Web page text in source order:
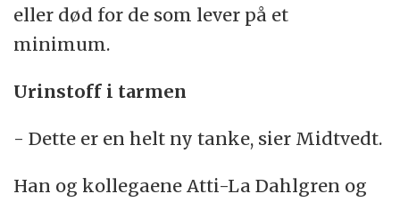
eller død for de som lever på et
minimum.
Urinstoff i tarmen
- Dette er en helt ny tanke, sier Midtvedt.
Han og kollegaene Atti-La Dahlgren og